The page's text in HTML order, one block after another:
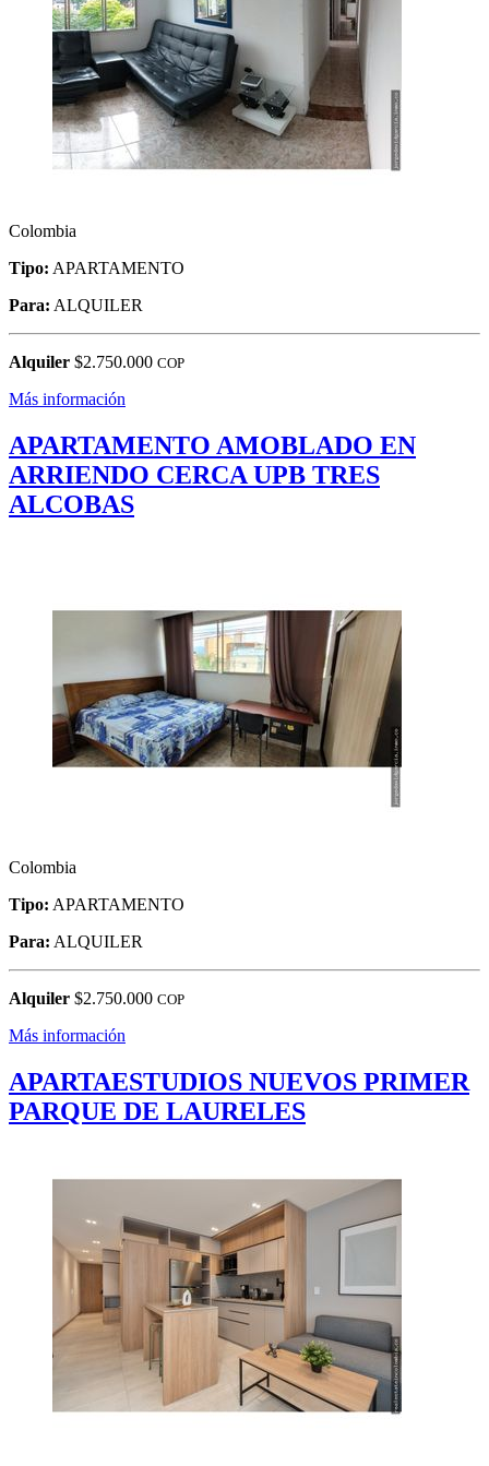
Colombia
Tipo: APARTAMENTO
Para: ALQUILER
Alquiler $2.750.000 COP
Más información
APARTAMENTO AMOBLADO EN
ARRIENDO CERCA UPB TRES
ALCOBAS
Colombia
Tipo: APARTAMENTO
Para: ALQUILER
Alquiler $2.750.000 COP
Más información
APARTAESTUDIOS NUEVOS PRIMER
PARQUE DE LAURELES